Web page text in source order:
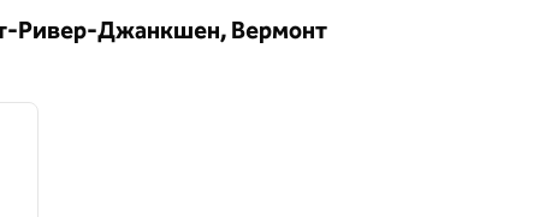
Ривер-Джанкшен, Вермонт
изображение